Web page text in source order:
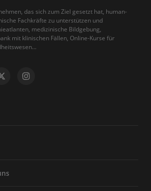
das sich zum Ziel gesetzt hat, human-
Fachkräfte zu unterstützen und
medizinische Bildgebung,
mit klinischen Fällen, Online-Kurse für